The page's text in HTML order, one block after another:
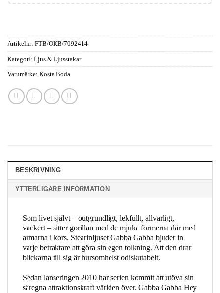
Artikelnr: FTB/OKB/7092414
Kategori: Ljus & Ljusstakar
Varumärke: Kosta Boda
BESKRIVNING
YTTERLIGARE INFORMATION
Som livet självt – outgrundligt, lekfullt, allvarligt,
vackert – sitter gorillan med de mjuka formerna där med
armarna i kors. Stearinljuset Gabba Gabba bjuder in
varje betraktare att göra sin egen tolkning. Att den drar
blickarna till sig är hursomhelst odiskutabelt.
Sedan lanseringen 2010 har serien kommit att utöva sin
säregna attraktionskraft världen över. Gabba Gabba Hey